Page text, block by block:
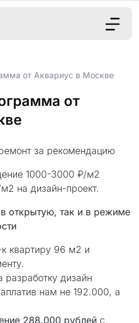
работы
Москва
(495) 109-
59
Обсудить
проект
от Аквариус в Москве
от
за рекомендацию
1000-3000 ₽/м2
на дизайн-проект.
открытую, так и в режиме
квартиру 96 м2 и
разработку дизайн
нам не 192.000, а
288.000 рублей с